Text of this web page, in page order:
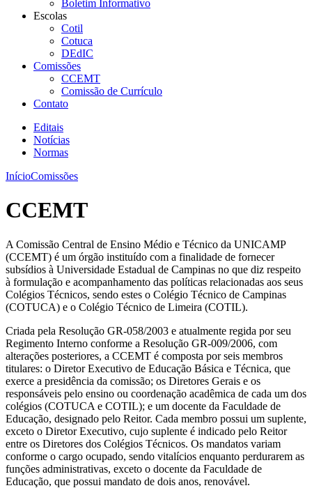
Boletim Informativo
Escolas
Cotil
Cotuca
DEdIC
Comissões
CCEMT
Comissão de Currículo
Contato
Editais
Notícias
Normas
InícioComissões
CCEMT
A Comissão Central de Ensino Médio e Técnico da UNICAMP
(CCEMT) é um órgão instituído com a finalidade de fornecer
subsídios à Universidade Estadual de Campinas no que diz respeito
à formulação e acompanhamento das políticas relacionadas aos seus
Colégios Técnicos, sendo estes o Colégio Técnico de Campinas
(COTUCA) e o Colégio Técnico de Limeira (COTIL).
Criada pela Resolução GR-058/2003 e atualmente regida por seu
Regimento Interno conforme a Resolução GR-009/2006, com
alterações posteriores, a CCEMT é composta por seis membros
titulares: o Diretor Executivo de Educação Básica e Técnica, que
exerce a presidência da comissão; os Diretores Gerais e os
responsáveis pelo ensino ou coordenação acadêmica de cada um dos
colégios (COTUCA e COTIL); e um docente da Faculdade de
Educação, designado pelo Reitor. Cada membro possui um suplente,
exceto o Diretor Executivo, cujo suplente é indicado pelo Reitor
entre os Diretores dos Colégios Técnicos. Os mandatos variam
conforme o cargo ocupado, sendo vitalícios enquanto perdurarem as
funções administrativas, exceto o docente da Faculdade de
Educação, que possui mandato de dois anos, renovável.